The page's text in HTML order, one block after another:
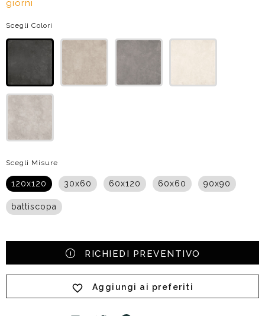
giorni
Scegli Colori
Scegli Misure
120x120 30x60 60x120 60x60 90x90
battiscopa
RICHIEDI PREVENTIVO
Aggiungi ai preferiti